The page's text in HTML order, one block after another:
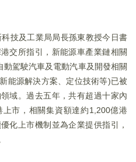
技及工業局局長孫東教授今日書
交所指引，新能源車產業鏈相關
駕駛汽車及電動汽車及開發相關
能源解決方案、定位技術等)已被
域。過去五年，共有超過十家內
市，相關集資額達約1,200億港
化上市機制並為企業提供指引，